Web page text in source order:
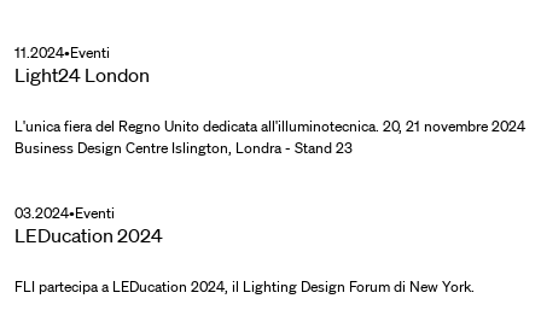
11.2024•Eventi
Light24 London
L'unica fiera del Regno Unito dedicata all'illuminotecnica. 20, 21 novembre 2024
Business Design Centre Islington, Londra - Stand 23
03.2024•Eventi
LEDucation 2024
FLI partecipa a LEDucation 2024, il Lighting Design Forum di New York.